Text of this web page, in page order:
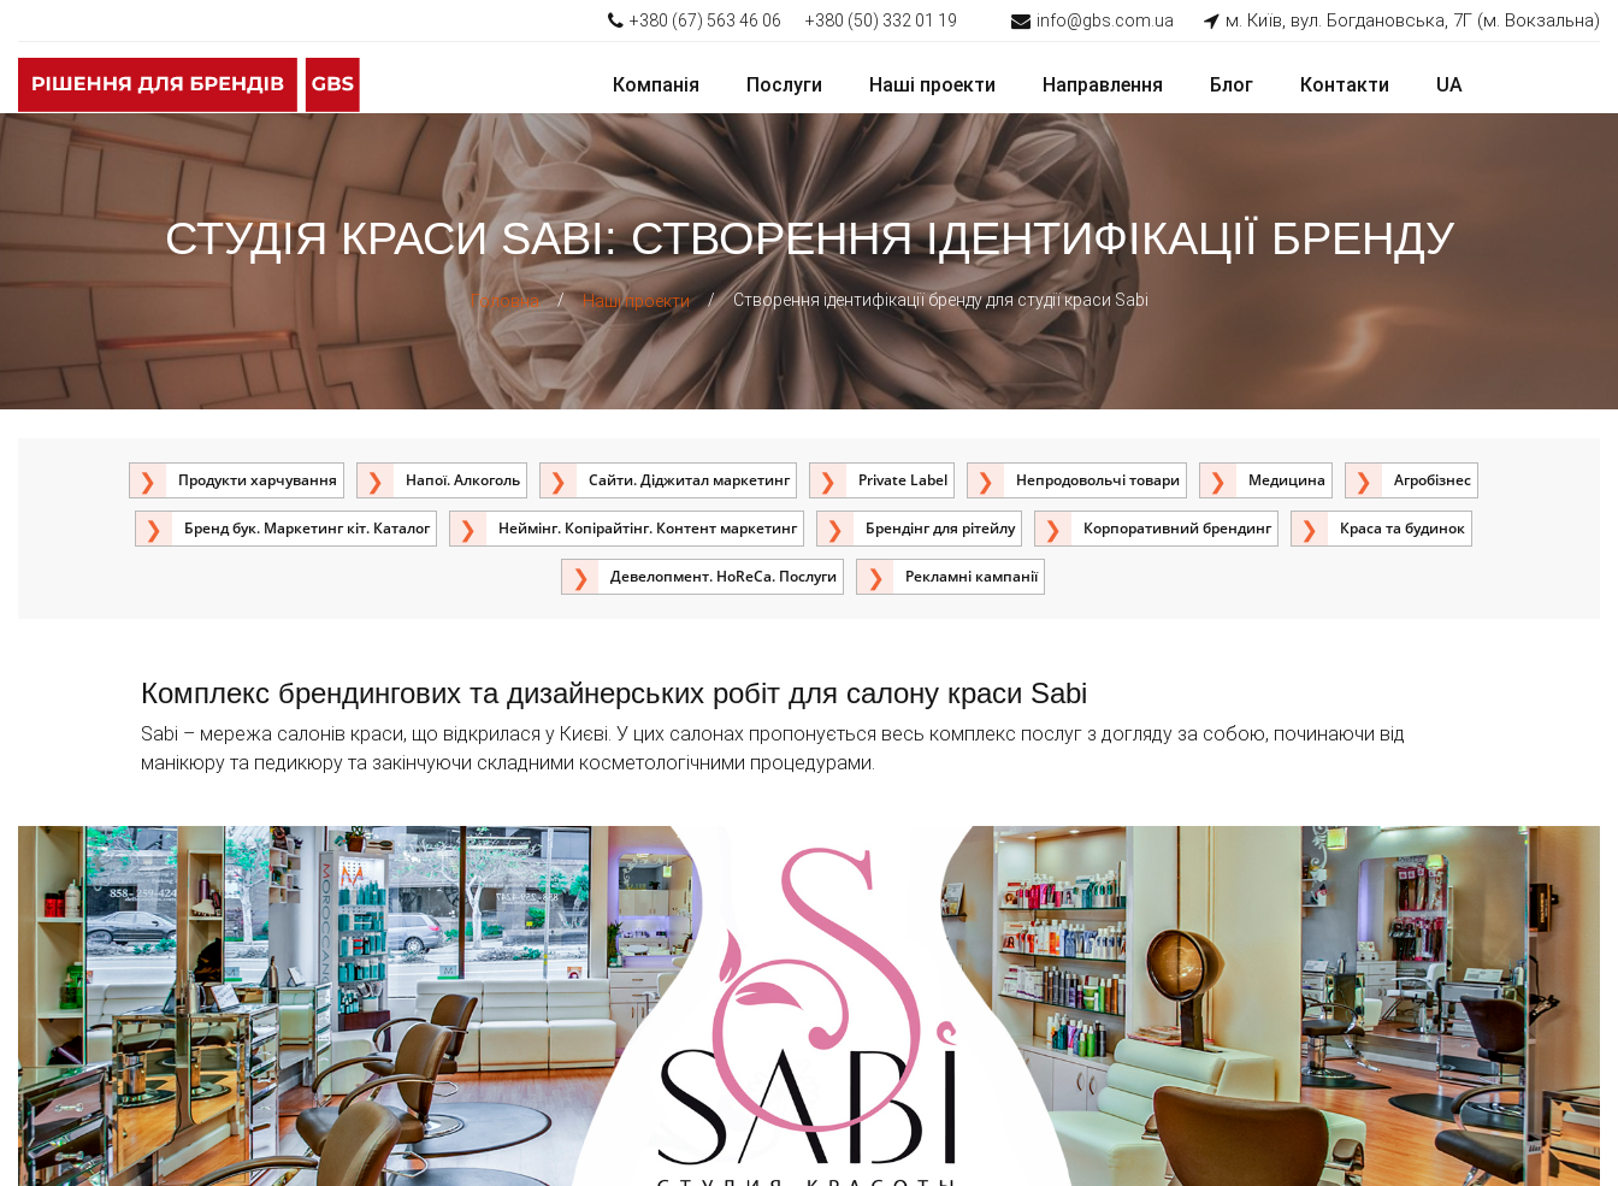
+380 (67) 563 46 06 +380 (50) 332 01 19 info@gbs.com.ua м. Київ, вул. Богдановська, 7Г (м. Вокзальна)
Компанія Послуги Наші проекти Направлення Блог Контакти UA
СТУДІЯ КРАСИ SABI: СТВОРЕННЯ ІДЕНТИФІКАЦІЇ БРЕНДУ
Головна / Наші проекти / Створення ідентифікації бренду для студії краси Sabi
Продукти харчування Напої. Алкоголь Сайти. Діджитал маркетинг Private Label Непродовольчі товари Медицина Агробізнес
Бренд бук. Маркетинг кіт. Каталог Неймінг. Копірайтінг. Контент маркетинг Брендінг для рітейлу Корпоративний брендинг Краса та будинок
Девелопмент. HoReCa. Послуги Рекламні кампанії
Комплекс брендингових та дизайнерських робіт для салону краси Sabi
Sabi – мережа салонів краси, що відкрилася у Києві. У цих салонах пропонується весь комплекс послуг з догляду за собою, починаючи від
манікюру та педикюру та закінчуючи складними косметологічними процедурами.